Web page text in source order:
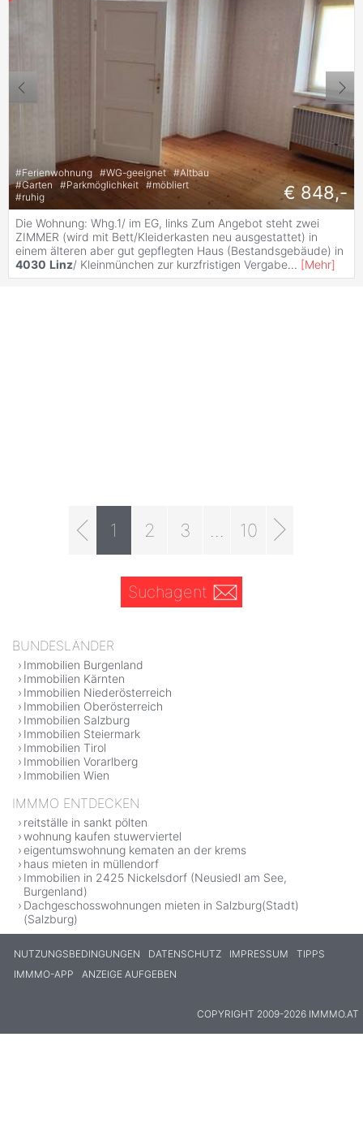
#Ferienwohnung #WG-geeignet #Altbau
#Garten #Parkmöglichkeit #möbliert
#ruhig € 848,-
Die Wohnung: Whg.1/ im EG, links Zum Angebot steht zwei
ZIMMER (wird mit Bett/Kleiderkasten neu ausgestattet) in
einem älteren aber gut gepflegten Haus (Bestandsgebäude) in
4030 Linz/ Kleinmünchen zur kurzfristigen Vergabe... [Mehr]
1 2 3 10
Suchagent
BUNDESLÄNDER
Immobilien Burgenland
Immobilien Kärnten
Immobilien Niederösterreich
Immobilien Oberösterreich
Immobilien Salzburg
Immobilien Steiermark
Immobilien Tirol
Immobilien Vorarlberg
Immobilien Wien
IMMMO ENTDECKEN
reitställe in sankt pölten
wohnung kaufen stuwerviertel
eigentumswohnung kematen an der krems
haus mieten in müllendorf
Immobilien in 2425 Nickelsdorf (Neusiedl am See,
Burgenland)
Dachgeschosswohnungen mieten in Salzburg(Stadt)
(Salzburg)
NUTZUNGSBEDINGUNGEN DATENSCHUTZ IMPRESSUM
TIPPS
IMMMO-APP
ANZEIGE AUFGEBEN
COPYRIGHT 2009-2026 IMMMO.AT